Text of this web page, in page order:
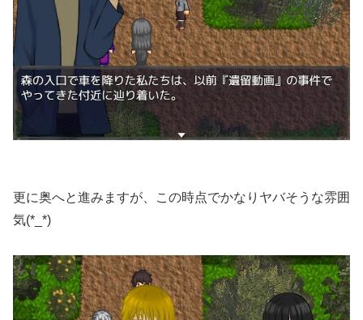
更に奥へと進みますが、この時点でかなりヤバそうな雰囲
気(*_*)